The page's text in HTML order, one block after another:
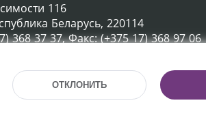
116
Беларусь, 220114
368 37 37, Факс: (+375 17) 368 97 06
Разработка сайта:
ОТКЛОНИТЬ